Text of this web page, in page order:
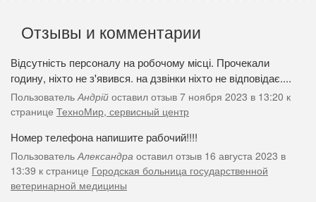
Отзывы и комментарии
Відсутність персоналу на робочому місці. Прочекали
годину, ніхто не з'явився. на дзвінки ніхто не відповідає....
Пользователь Андрій оставил отзыв 7 ноября 2023 в 13:20 к
странице ТехноМир, сервисный центр
Номер телефона напишите рабочий!!!!
Пользователь Александра оставил отзыв 16 августа 2023 в
13:39 к странице Городская больница государственной
ветеринарной медицины